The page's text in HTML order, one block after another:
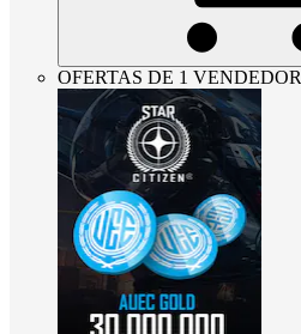
OFERTAS DE 1 VENDEDOR